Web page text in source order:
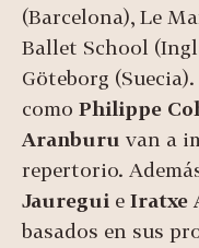
(Barcelona), Le
Ballet School
Göteborg
como Philippe
Aranburu van a
repertorio.
Jauregui e Iratxe
basados en sus